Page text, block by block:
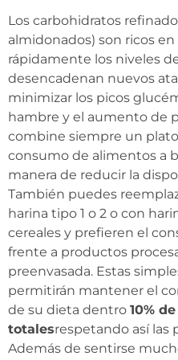
Los carbohidratos
almidonados) son ricos
rápidamente los niveles
desencadenan nuevos
minimizar los picos
hambre y el aumento de
combine siempre un
consumo de alimentos a
manera de reducir la
También puedes
harina tipo 1 o 2 o con
cereales y prefieren el
frente a productos
preenvasada. Estas
permitirán mantener el
de su dieta dentro 10%
totalesrespetando así las
Además de sentirse